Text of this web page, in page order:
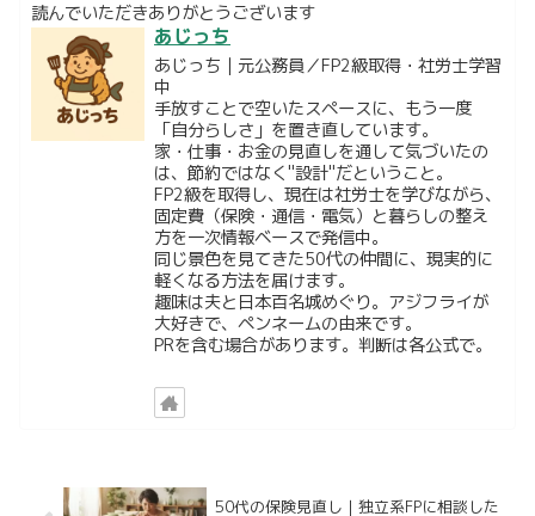
読んでいただきありがとうございます
あじっち
あじっち｜元公務員／FP2級取得・社労士学習
中
手放すことで空いたスペースに、もう一度
「自分らしさ」を置き直しています。
家・仕事・お金の見直しを通して気づいたの
は、節約ではなく"設計"だということ。
FP2級を取得し、現在は社労士を学びながら、
固定費（保険・通信・電気）と暮らしの整え
方を一次情報ベースで発信中。
同じ景色を見てきた50代の仲間に、現実的に
軽くなる方法を届けます。
趣味は夫と日本百名城めぐり。アジフライが
大好きで、ペンネームの由来です。
PRを含む場合があります。判断は各公式で。
50代の保険見直し｜独立系FPに相談した